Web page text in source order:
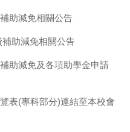
助減免相關公告
助減免相關公告
助減免及各項助學金申請
表(專科部分)連結至本校會